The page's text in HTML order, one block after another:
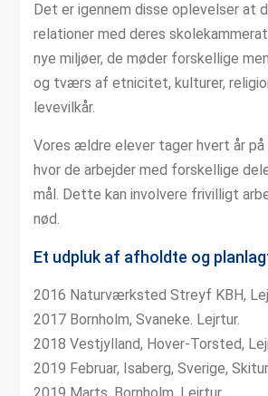
Det er igennem disse oplevelser at
relationer med deres
nye miljøer, de møder forskellige
og tværs af etnicitet, kulturer,
levevilkår.
Vores ældre elever tager hvert år på
hvor de arbejder med forskellige
mål. Dette kan involvere frivilligt
nød.
Et udpluk af afholdte og
2016 Naturværksted Streyf KBH,
2017 Bornholm, Svaneke. Lejrtur.
2018 Vestjylland, Hover-Torsted,
2019 Februar, Isaberg, Sverige,